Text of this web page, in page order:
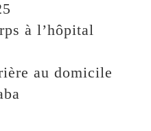
à l’hôpital
au domicile